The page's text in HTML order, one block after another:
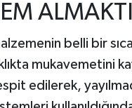
belli bir
mukavemetini
edilerek,